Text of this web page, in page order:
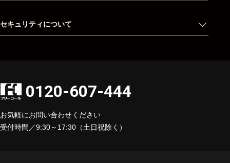
セキュリティについて
0120-607-444
お気軽にお問い合わせください
受付時間／9:30～17:30（土日祝除く）